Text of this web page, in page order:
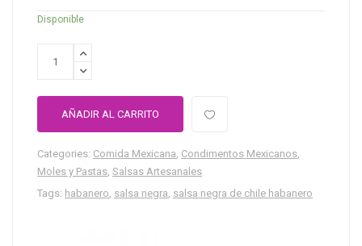
Disponible
AÑADIR AL CARRITO
Categories: Comida Mexicana, Condimentos Mexicanos,
Moles y Pastas, Salsas Artesanales
Tags: habanero, salsa negra, salsa negra de chile habanero